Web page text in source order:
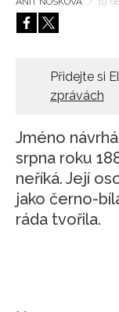
HOME
Přidejte si
zprávách
Jméno
srpna roku
neříká. Její
jako černo-
ráda tvořila.